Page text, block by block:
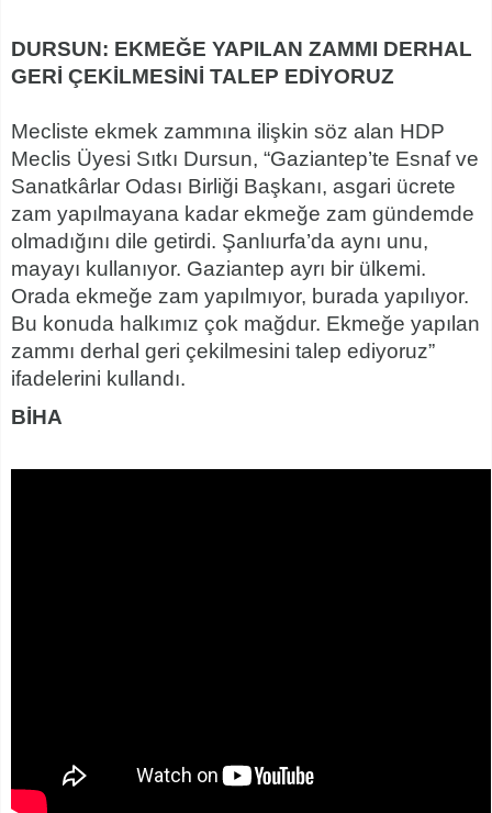
DURSUN: EKMEĞE YAPILAN ZAMMI DERHAL
GERİ ÇEKİLMESİNİ TALEP EDİYORUZ
Mecliste ekmek zammına ilişkin söz alan HDP
Meclis Üyesi Sıtkı Dursun, “Gaziantep’te Esnaf ve
Sanatkârlar Odası Birliği Başkanı, asgari ücrete
zam yapılmayana kadar ekmeğe zam gündemde
olmadığını dile getirdi. Şanlıurfa’da aynı unu,
mayayı kullanıyor. Gaziantep ayrı bir ülkemi.
Orada ekmeğe zam yapılmıyor, burada yapılıyor.
Bu konuda halkımız çok mağdur. Ekmeğe yapılan
zammı derhal geri çekilmesini talep ediyoruz”
ifadelerini kullandı.
BİHA